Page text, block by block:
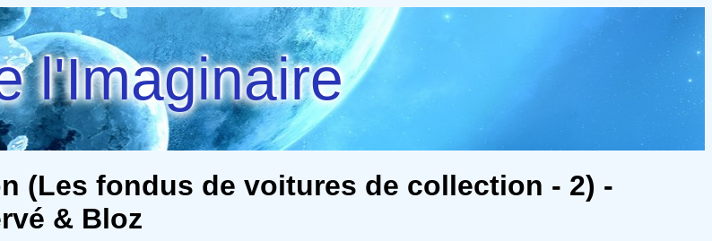
l'Imaginaire
(Les fondus de voitures de collection - 2) -
& Bloz